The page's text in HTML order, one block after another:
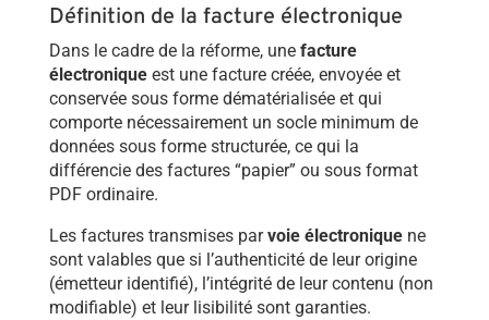
Définition de la facture électronique
Dans le cadre de la réforme, une facture
électroniqueest une facture créée, envoyée et
conservée sous forme dématérialisée et qui
comporte nécessairement un socle minimum de
données sous forme structurée, ce qui la
différencie des factures “papier” ou sous format
PDF ordinaire.
Les factures transmises parvoie électroniquene
sont valables que si l’authenticité de leur origine
(émetteur identifié), l’intégrité de leur contenu (non
modifiable) et leur lisibilité sont garanties.